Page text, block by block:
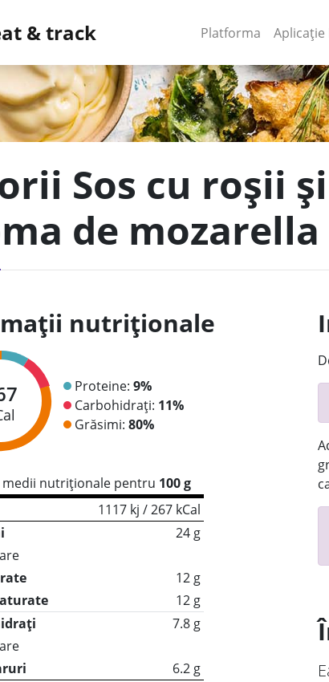
& track Platforma (current)
Aplicație
Sos cu roșii
de mozarella
nutriționale
Proteine: 9%
Carbohidrați: 11%
Grăsimi: 80%
medii nutriționale pentru 100 g
1117 kj / 267 kCal
24 g
12 g
12 g
7.8 g
6.2 g